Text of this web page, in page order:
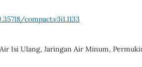
compact.v3i1.1133
Isi Ulang, Jaringan Air Minum,